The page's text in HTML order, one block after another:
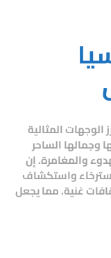
الوجهات المثالية
وجمالها الساحر
والمغامرة. إن
واستكشاف
غنية. مما يجعل